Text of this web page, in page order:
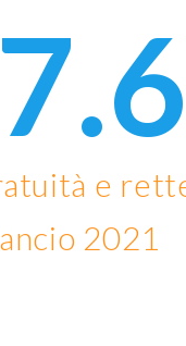
e
2021